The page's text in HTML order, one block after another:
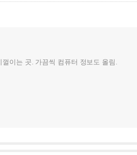
이는 곳. 가끔씩 컴퓨터 정보도 올림.